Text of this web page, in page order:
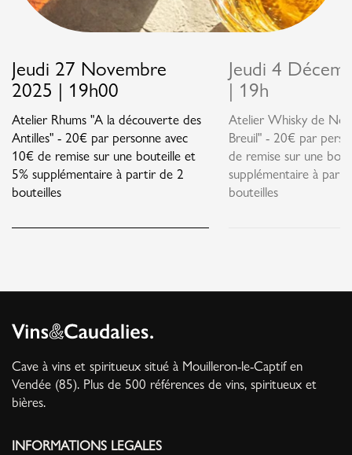
Jeudi 27 Novembre
2025 | 19h00
Atelier Rhums "A la découverte des
Antilles" - 20€ par personne avec
10€ de remise sur une bouteille et
5% supplémentaire à partir de 2
bouteilles
Jeudi 4
| 19h
Atelier Whisky de
Breuil" - 20€ par
de remise sur une
supplémentaire à
bouteilles
Cave à vins et spiritueux situé à Mouilleron-le-Captif en
Vendée (85). Plus de 500 références de vins, spiritueux et
bières.
INFORMATIONS LEGALES